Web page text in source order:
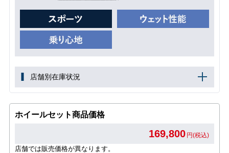
店舗別在庫状況
ホイールセット商品価格
169,800 円(税込)
店舗では販売価格が異なります。